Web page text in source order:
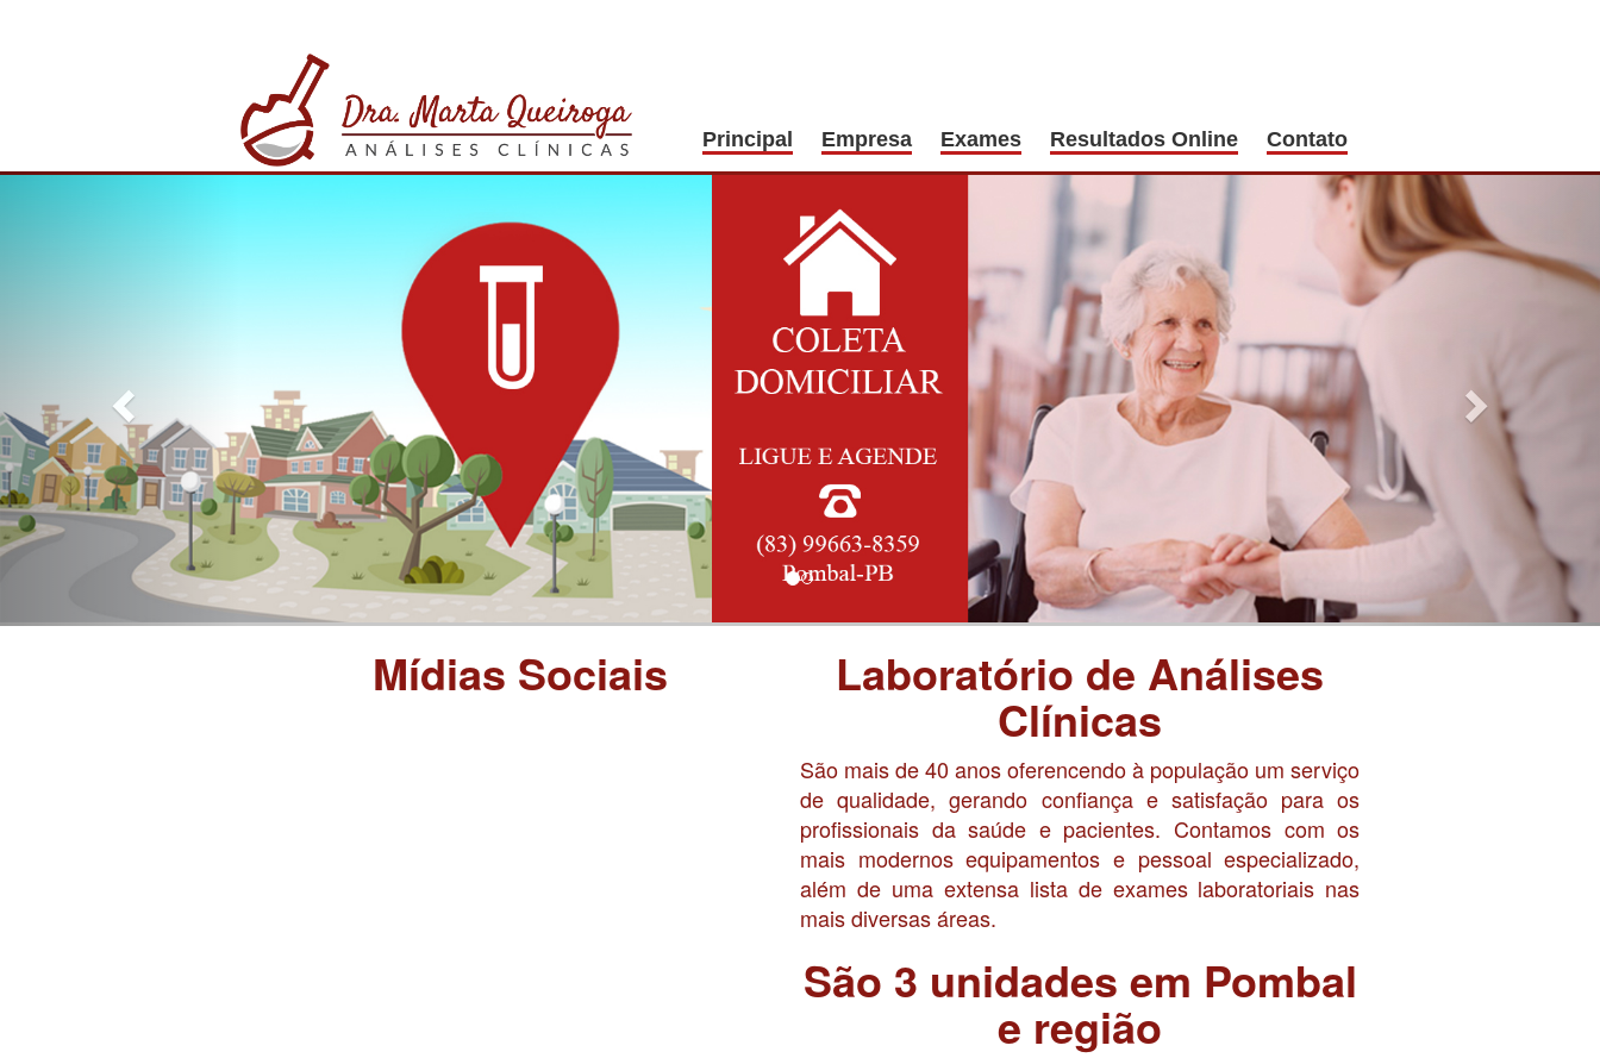
Principal Empresa Exames Resultados Online Contato
Previous Next
Mídias Sociais Laboratório de Análises
Clínicas
São mais de 40 anos oferencendo à população um serviço
de qualidade, gerando confiança e satisfação para os
profissionais da saúde e pacientes. Contamos com os
mais modernos equipamentos e pessoal especializado,
além de uma extensa lista de exames laboratoriais nas
mais diversas áreas.
São 3 unidades em Pombal
e região